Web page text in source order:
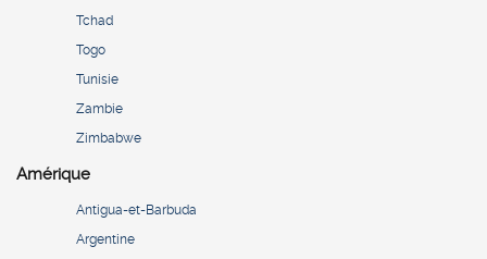
Tchad
Togo
Tunisie
Zambie
Zimbabwe
Amérique
Antigua-et-Barbuda
Argentine